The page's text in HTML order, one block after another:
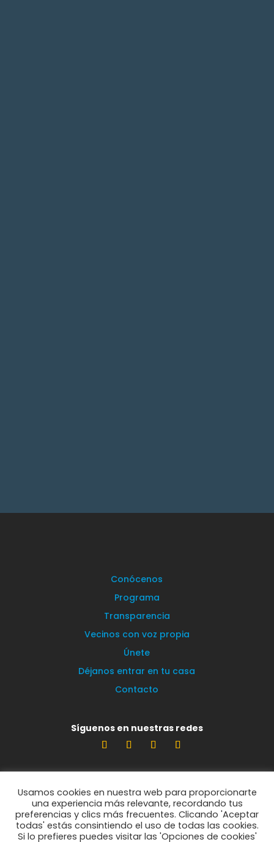
Conócenos
Programa
Transparencia
Vecinos con voz propia
Únete
Déjanos entrar en tu casa
Contacto
Síguenos en nuestras redes
Estamos encantados de leerte
info@vecinosportorrelodones.org
Usamos cookies en nuestra web para proporcionarte
una experiencia más relevante, recordando tus
preferencias y clics más frecuentes. Clicando 'Aceptar
todas' estás consintiendo el uso de todas las cookies.
Si lo prefieres puedes visitar las 'Opciones de cookies'